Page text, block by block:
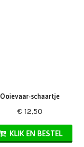
Ooievaar-schaartje
€ 12,50
KLIK EN BESTEL